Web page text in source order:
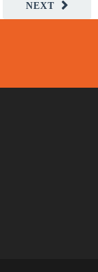
NEXT